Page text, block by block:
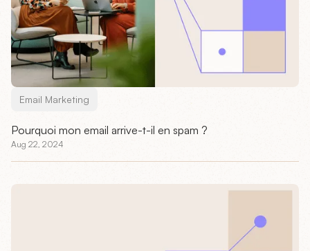
Email Marketing
Pourquoi mon email arrive-t-il en spam ?
Aug 22, 2024